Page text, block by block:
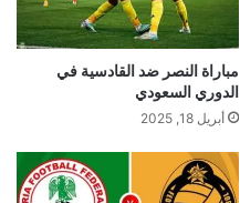
مباراة النصر ضد القادسية في
الدوري السعودي
أبريل 18, 2025